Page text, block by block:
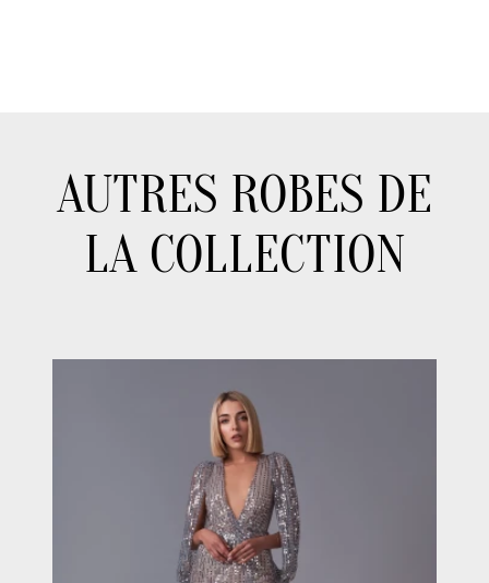
AUTRES ROBES DE
LA COLLECTION